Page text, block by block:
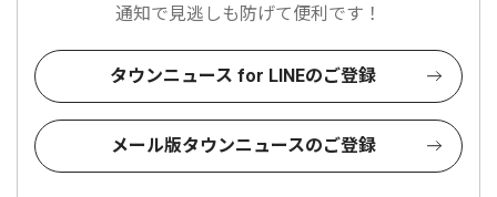
通知で見逃しも防げて便利です！
タウンニュース for LINEのご登録
メール版タウンニュースのご登録